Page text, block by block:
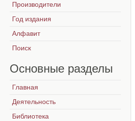
Производители
Год издания
Алфавит
Поиск
Основные разделы
Главная
Деятельность
Библиотека